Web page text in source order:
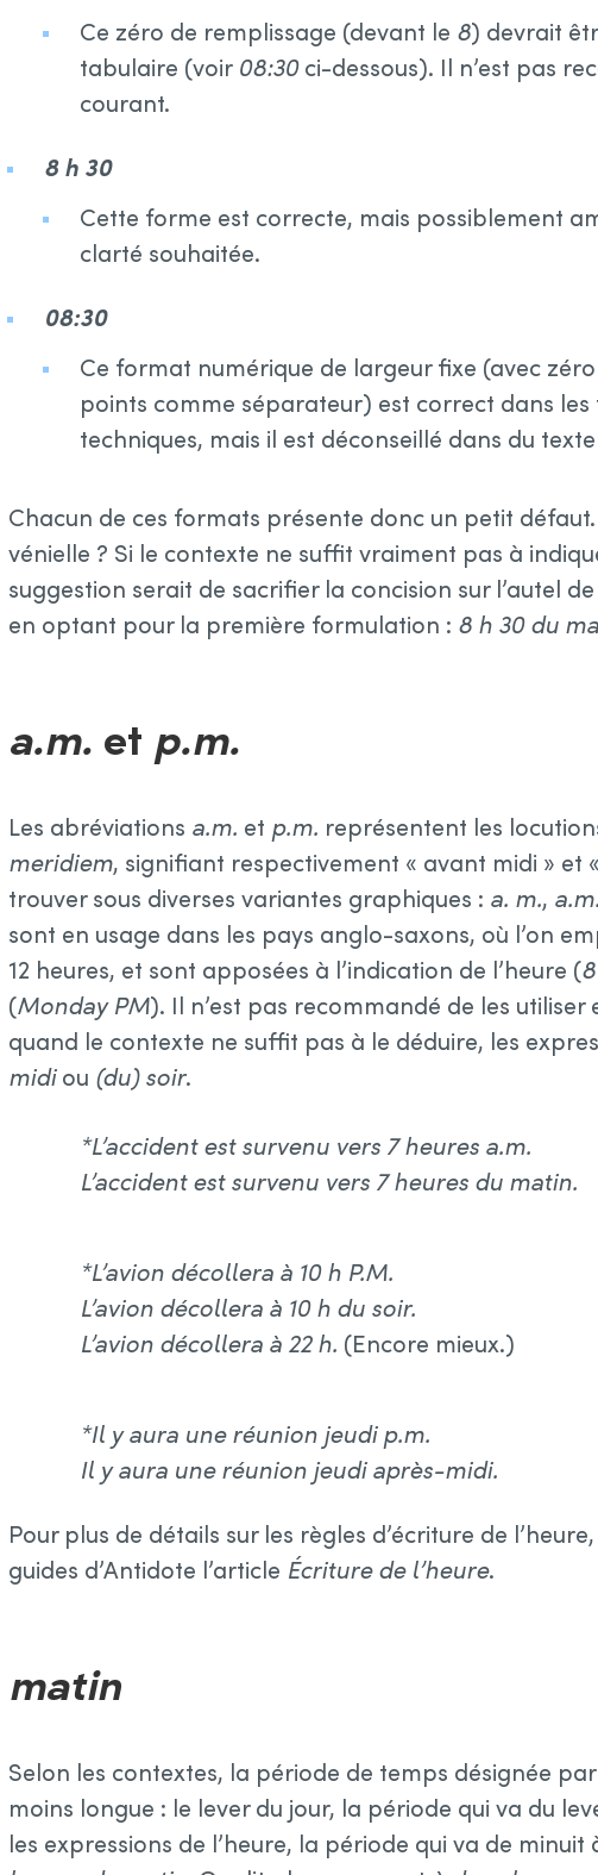
Ce zéro de remplissage (devant le 8) devrait
tabulaire (voir 08:30ci-dessous). Il n’est pas
courant.
8 h 30
Cette forme est correcte, mais possiblement
clarté souhaitée.
08:30
Ce format numérique de largeur fixe (avec
points comme séparateur) est correct dans
techniques, mais il est déconseillé dans du
Chacun de ces formats présente donc un petit
vénielle ? Si le contexte ne suffit vraiment pas à
suggestion serait de sacrifier la concision sur l’autel
en optant pour la première formulation : 8 h 30 du
a.m. et p.m.
Les abréviations a.m. et p.m. représentent les
meridiem, signifiant respectivement « avant midi » et
trouver sous diverses variantes graphiques : a. m., a.m.
sont en usage dans les pays anglo-saxons, où l’on
12 heures, et sont apposées à l’indication de l’heure (
(Monday PM). Il n’est pas recommandé de les
quand le contexte ne suffit pas à le déduire, les
midiou (du) soir.
*L’accident est survenu vers 7 heures a.m.
L’accident est survenu vers 7 heures du matin.
*L’avion décollera à 10 h P.M.
L’avion décollera à 10 h du soir.
L’avion décollera à 22 h. (Encore mieux.)
*Il y aura une réunion jeudi p.m.
Il y aura une réunion jeudi après-midi.
Pour plus de détails sur les règles d’écriture de
guides d’Antidote l’article Écriture de l’heure.
matin
Selon les contextes, la période de temps désignée
moins longue : le lever du jour, la période qui va du
les expressions de l’heure, la période qui va de minuit